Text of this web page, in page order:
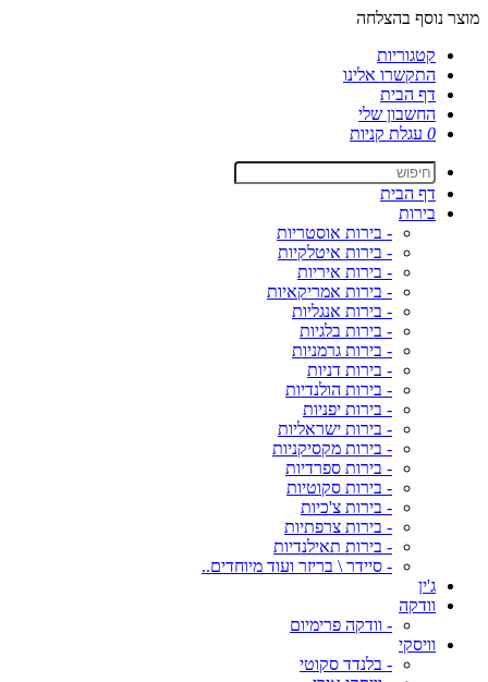
מוצר נוסף בהצלחה
קטגוריות
התקשרו אלינו
דף הבית
החשבון שלי
0 עגלת קניות
דף הבית
בירות
- בירות אוסטריות
- בירות איטלקיות
- בירות איריות
- בירות אמריקאיות
- בירות אנגליות
- בירות בלגיות
- בירות גרמניות
- בירות דניות
- בירות הולנדיות
- בירות יפניות
- בירות ישראליות
- בירות מקסיקניות
- בירות ספרדיות
- בירות סקוטיות
- בירות צ'כיות
- בירות צרפתיות
- בירות תאילנדיות
- סיידר \ בריזר ועוד מיוחדים..
ג'ין
וודקה
- וודקה פרימיום
וויסקי
- בלנדד סקוטי